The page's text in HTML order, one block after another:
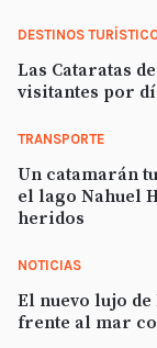
DESTINOS
Las Cataratas
visitantes por
TRANSPORTE
Un catamarán
el lago Nahuel
heridos
NOTICIAS
El nuevo lujo
frente al mar